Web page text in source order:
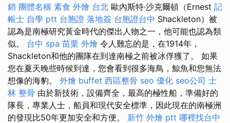
銷 團體名稱 素食 外燴 台北 歐內斯特·沙克爾頓（Ernest 記
帳士 自學 ptt 台胞證 落地簽 台胞證台中 Shackleton）被
認為是南極研究黃金時代的傑出人物之一，他可能也認為類
似。 台中 spa 苗栗 外燴 令人難忘的是，在1914年，
Shackleton和他的團隊在到達南極之前被冰俘獲了。 如果
您在夏天晚些時候到達，您會看到很多海鳥，鯨魚和您無法
想像的海豹。 外燴 buffet 西區整骨 seo 優化 seo公司 士
林 整骨 由於新技術，設備齊全，最高的極性船，準備好的
隊長，專業人士，船員和現代安全標準，因此現在的南極洲
的發現比50年更加安全和方便。 新竹 外燴 ptt 哪裡找台中